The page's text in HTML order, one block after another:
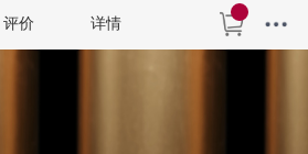
评价 详情